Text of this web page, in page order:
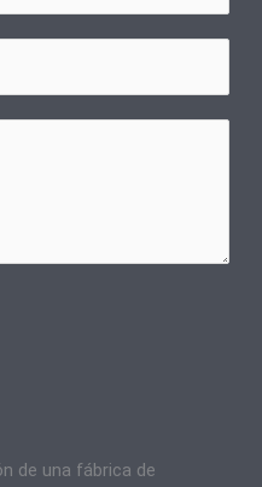
de una fábrica de